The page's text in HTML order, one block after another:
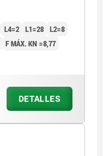
L4=2 L1=28 L2=8
F MÁX. KN =8,77
DETALLES